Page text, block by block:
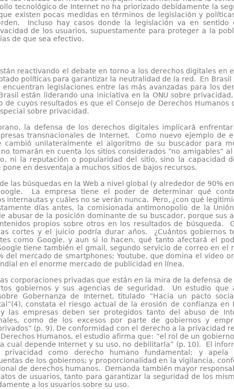
tecnológico de Internet no ha priorizado debidamente la
existen pocas medidas en términos de legislación y
Incluso hay casos donde la legislación va en sentido
de los usuarios, supuestamente para proteger a la
de que sea efectivo.
reactivando el debate en torno a los derechos digitales en
políticas para garantizar la neutralidad de la red. En Brasil
legislaciones entre las más avanzadas para los
están liderando una iniciativa en la ONU sobre
de cuyos resultados es que el Consejo de Derechos Humanos
sobre privacidad.
la defensa de los derechos digitales implicará
transnacionales de Internet. Como nuevo ejemplo de
cambió unilateralmente el algoritmo de su buscador para
tomarán en cuenta los sitios considerados “no amigables”
ni la reputación o popularidad del sitio, sino la capacidad
en desventaja a muchos sitios de bajos recursos.
las búsquedas en la Web a nivel global (y alrededor de 90%
La empresa tiene el poder de determinar qué
internautas y cuáles no se verán nunca. Pero, ¿con qué
días antes, la comisionada antimonopolio de la
abusar de la posición dominante de su buscador, porque sus
propios sobre otros en los resultados de búsqueda.
cortes y el juicio podría durar años. ¿Cuántos gobiernos
como Google, y aun si lo hacen, qué tanto afectará el
tiene también el gmail, segundo servicio de correo en el
del mercado de smartphones; Youtube, que domina el video
en el enorme mercado de publicidad en línea.
corporaciones privadas que están en la mira de la defensa
gobiernos y sus agencias de seguridad. Un estudio que
Gobernanza de Internet, titulado “Hacia un pacto
constata el riesgo actual de la erosión de confianza en
las empresas deben ser protegidos tanto del abuso de
como de los excesos por parte de gobiernos y
(p. 9). De conformidad con el derecho a la privacidad
Humanos, el estudio afirma que: “el rol de un
cual depende Internet y su uso, no debilitarla” (p. 10). El
como derecho humano fundamental; y apela
de los gobiernos; y proporcionalidad en la vigilancia,
de derechos humanos. Demanda también mayor
de usuarios, tanto para garantizar la seguridad de los
a los usuarios sobre su uso.